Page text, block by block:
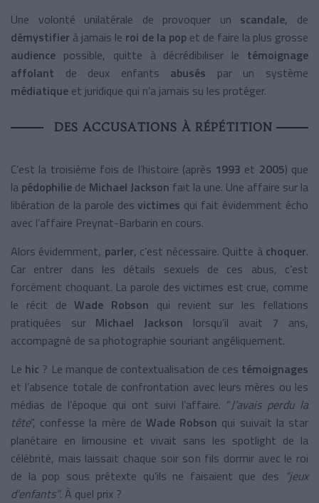
Une volonté unilatérale de provoquer un scandale, de
démystifier à jamais le roi de la pop et de faire la plus grosse
audience possible, quitte à décrédibiliser le témoignage
affolant de deux enfants abusés par un système
médiatique et juridique qui n’a jamais su les protéger.
DES ACCUSATIONS À RÉPÉTITION
C’est la troisième fois de l’histoire (après 1993 et 2005) que
la pédophilie de Michael Jackson fait la une. Une affaire sur la
libération de la parole desvictimes qui fait évidemment écho
avec l’affaire Preynat-Barbarin en cours.
Alors évidemment, parler, c’est nécessaire. Quitte à choquer.
Car entrer dans les détails sexuels de ces abus, c’est
forcément choquant. La parole des victimes est crue, comme
le récit deWade Robson qui revient sur les fellations
pratiquées sur Michael Jackson lorsqu’il avait 7 ans,
accompagné de sa photographie souriant angéliquement.
Le hic ? Le manque de contextualisation de ces témoignages
et l’absence totale de confrontation avec leurs mères ou les
médias de l’époque qui ont suivi l’affaire. “J’avais perdu la
tête”, confesse la mère de Wade Robson qui suivait la star
planétaire en limousine et vivait sans les spotlight de la
célébrité, mais laissait chaque soir son fils dormir avec le roi
de la pop sous prétexte qu’ils ne faisaient que des “jeux
d’enfants”. À quel prix ?